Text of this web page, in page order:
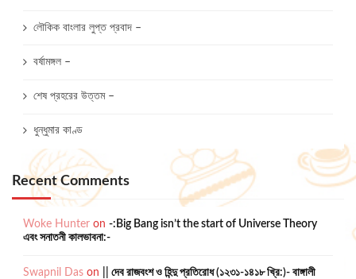
লৌকিক বাংলার লুপ্ত প্রবাদ –
বর্ষামঙ্গল –
শেষ প্রহরের উত্তম –
ধুন্ধুমার কাণ্ড
Recent Comments
Woke Hunter on -:Big Bang isn’t the start of Universe Theory
এবং সনাতনী কালভাবনা:-
Swapnil Das on
|| দেব রাজবংশ ও হিন্দু প্রতিরোধ (১২৩১-১৪১৮ খ্রি:)- বাঙ্গালী